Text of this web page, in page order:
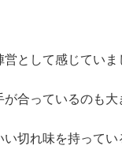
として感じていま
合っているのも大
切れ味を持ってい